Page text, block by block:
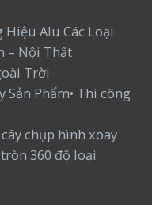
Hiệu Alu Các Loại
– Nội Thất
Trời
Sản Phẩm• Thi công
chụp hình xoay
360 độ loại